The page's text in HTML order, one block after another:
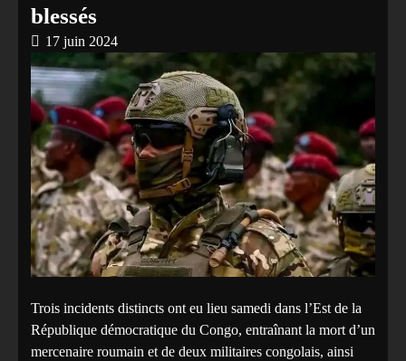
blessés
17 juin 2024
Trois incidents distincts ont eu lieu samedi dans l’Est de la
République démocratique du Congo, entraînant la mort d’un
mercenaire roumain et de deux militaires congolais, ainsi